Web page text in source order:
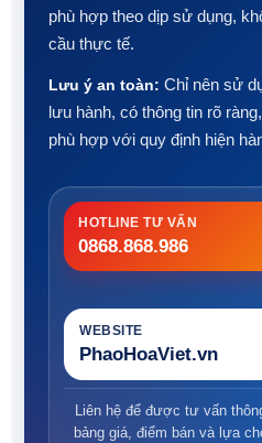
phù hợp theo dịp sử dụng,
cầu thực tế.
Lưu ý an toàn: Chỉ nên sử
lưu hành, có thông tin rõ
phù hợp với quy định hiện
HOTLINE TƯ VẤN
0868.868.986
WEBSITE
PhaoHoaViet.vn
Liên hệ để được tư vấn
bảng giá, điểm bán và lựa